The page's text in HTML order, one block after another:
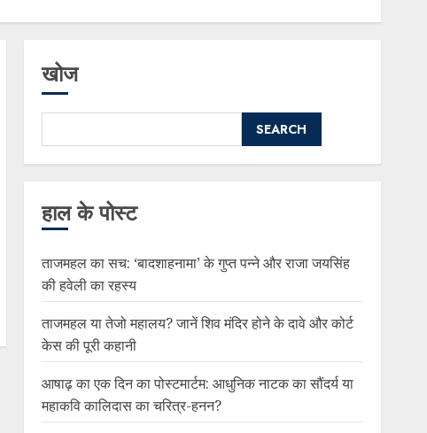
खोज
SEARCH
हाल के पोस्ट
ताजमहल का सच: ‘बादशाहनामा’ के गुप्त पन्ने और राजा जयसिंह
की हवेली का रहस्य
ताजमहल या तेजो महालय? जानें शिव मंदिर होने के दावे और कोर्ट
केस की पूरी कहानी
आषाढ़ का एक दिन का पोस्टमार्टम: आधुनिक नाटक का सौंदर्य या
महाकवि कालिदास का चरित्र-हनन?